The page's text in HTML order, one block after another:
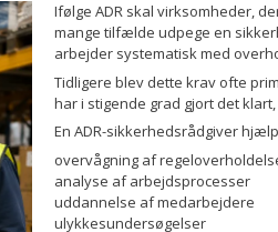
Ifølge ADR skal virksomheder,
mange tilfælde udpege en
arbejder systematisk med
Tidligere blev dette krav ofte
har i stigende grad gjort det
En ADR-sikkerhedsrådgiver
overvågning af
analyse af arbejdsprocesser
uddannelse af medarbejdere
ulykkesundersøgelser